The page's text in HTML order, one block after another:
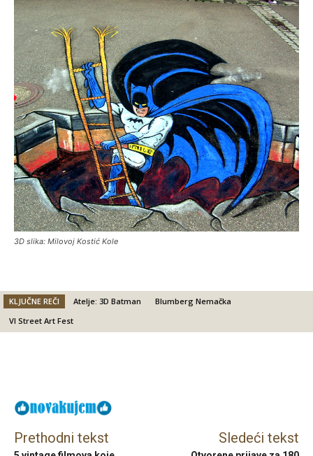
3D slika: Milovoj Kostić Kole
KLJUČNE REČI Atelje: 3D Batman
Blumberg Nemačka
VI Street Art Fest
Prethodni tekst Sledeći tekst